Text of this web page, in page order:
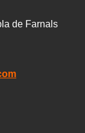
de Farnals